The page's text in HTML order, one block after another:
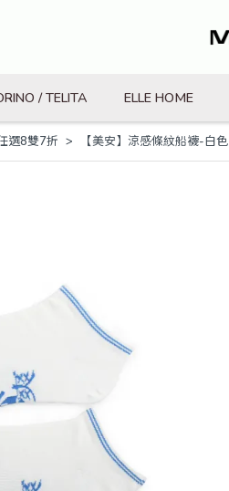
/ TELITA ELLE HOME
選8雙7折 【美安】涼感條紋船襪-白色